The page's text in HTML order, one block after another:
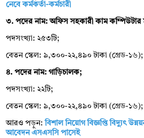
নেবে কর্মকর্তা-কর্মচারী
৩. পদের নাম: অফিস সহকারী কাম কম্পিউটার
পদসংখ্যা: ২৫৩টি;
বেতন স্কেল: ৯,৩০০-২২,৪৯০ টাকা (গ্রেড-১৬);
৪. পদের নাম: গাড়িচালক;
পদসংখ্যা: ২২টি;
বেতন স্কেল: ৯,৩০০-২২,৪৯০ টাকা (গ্রেড-১৬);
আরও পড়ুন: বিশাল নিয়োগ বিজ্ঞপ্তি বিদ্যুৎ
আবেদন এসএসসি পাসেই